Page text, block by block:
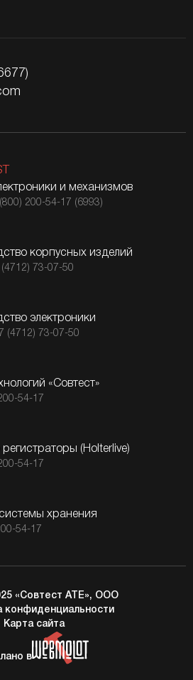
и механизмов
200-54-17 (6993)
корпусных изделий
73-07-50
электроники
(4712) 73-07-50
«Совтест»
54-17
(Holterlive)
54-17
хранения
54-17
«Совтест АТЕ», ООО
конфиденциальности
Карта сайта
в